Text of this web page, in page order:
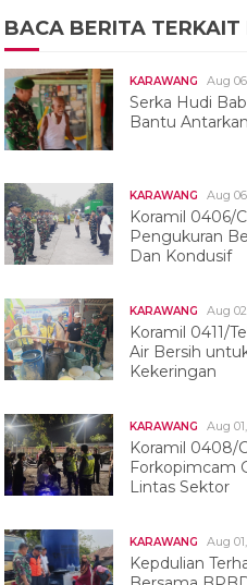
BACA BERITA TERKAIT
KARAWANG Aug
Serka Hudi
Bantu
KARAWANG Aug
Koramil 0406/
Pengukuran
Dan Kondusif
KARAWANG Aug
Koramil 0411/
Air Bersih
Kekeringan
KARAWANG Aug
Koramil 0408/
Forkopimcam
Lintas Sektor
KARAWANG Aug
Kepdulian